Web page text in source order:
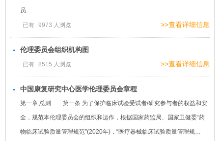
员…
>>查看详细信息
已有 9973 人浏览
伦理委员会组织机构图
>>查看详细信息
已有 8515 人浏览
中国康复研究中心医学伦理委员会章程
第一章 总则 第一条 为了保护临床试验受试者/研究参与者的权益和安
全，规范本伦理委员会的组织和运作，根据国家药监局、国家卫健委“药
物临床试验质量管理规范”(2020年)，“医疗器械临床试验质量管理规…